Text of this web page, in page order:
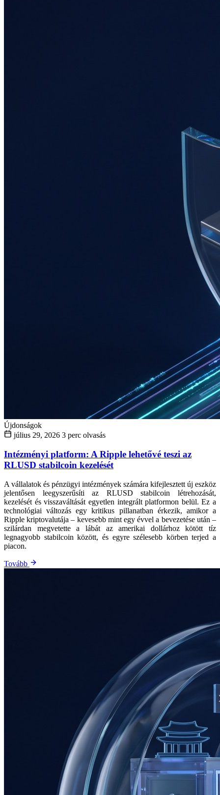
Újdonságok
július 29, 2026 3 perc olvasás
Intézményi platform: A Ripple lehetővé teszi az
RLUSD stabilcoin kezelését
A vállalatok és pénzügyi intézmények számára kifejlesztett új eszköz
jelentősen leegyszerűsíti az RLUSD stabilcoin létrehozását,
kezelését és visszaváltását egyetlen integrált platformon belül. Ez a
technológiai változás egy kritikus pillanatban érkezik, amikor a
Ripple kriptovalutája – kevesebb mint egy évvel a bevezetése után –
szilárdan megvetette a lábát az amerikai dollárhoz kötött tíz
legnagyobb stabilcoin között, és egyre szélesebb körben terjed a
piacon.
Tovább